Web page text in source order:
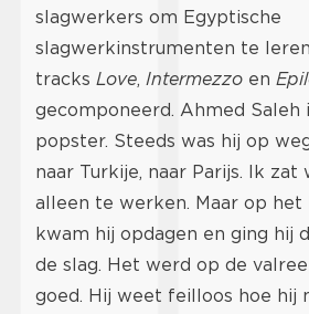
slagwerkers om Egyptische
slagwerkinstrumenten te
tracks Love, Intermezzo en
gecomponeerd. Ahmed Saleh
popster. Steeds was hij op
naar Turkije, naar Parijs. Ik zat
alleen te werken. Maar op
kwam hij opdagen en ging hij
de slag. Het werd op de
goed. Hij weet feilloos hoe hij